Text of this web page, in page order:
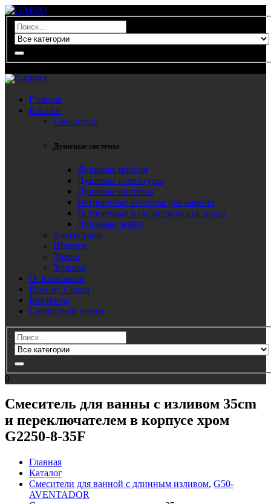
Главная
Каталог
Смесители
Душевые системы
Душевые панели
Душевые гарнитуры
Душевые системы
Встроенные системы для ванной
Встроенные и гигиенические души
Душевые лейки
Аксессуары
Шланги
Трапы
Зеркала
О Компании
Почему Gappo
Контакты
Сервисный центр
0
Смеситель для ванны с изливом 35cm
и переключателем в корпусе хром
G2250-8-35F
Главная
Каталог
Смесители для ванной с длинным изливом, G50-
AVENTADOR